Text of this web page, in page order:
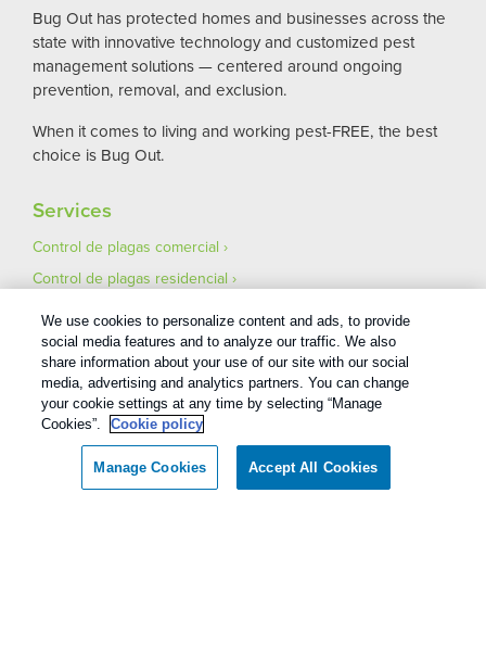
Bug Out has protected homes and businesses across the
state with innovative technology and customized pest
management solutions — centered around ongoing
prevention, removal, and exclusion.
When it comes to living and working pest-FREE, the best
choice is Bug Out.
Services
Control de plagas comercial
Control de plagas residencial
Pest Control Careers
Asegúrese de que su mudanza esté libre de plagas
We use cookies to personalize content and ads, to provide
social media features and to analyze our traffic. We also
share information about your use of our site with our social
media, advertising and analytics partners. You can change
your cookie settings at any time by selecting “Manage
Cookies”.
Cookie policy
Manage Cookies Accept All Cookies